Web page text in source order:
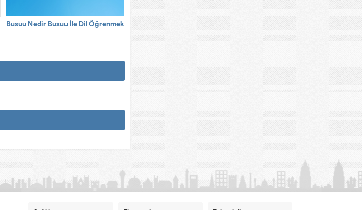
Busuu Nedir Busuu İle Dil Öğrenmek